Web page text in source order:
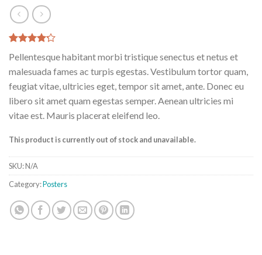
Rated
4.17out
of 5
6
customer
ratings
Pellentesque habitant morbi tristique senectus et netus et
malesuada fames ac turpis egestas. Vestibulum tortor quam,
feugiat vitae, ultricies eget, tempor sit amet, ante. Donec eu
libero sit amet quam egestas semper. Aenean ultricies mi
vitae est. Mauris placerat eleifend leo.
This product is currently out of stock and unavailable.
SKU:N/A
Category:Posters